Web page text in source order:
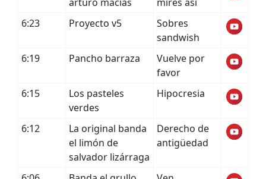
6:23
Proyecto v5
Sobres
sandwish
6:19
Pancho barraza
Vuelve por
favor
6:15
Los pasteles
verdes
Hipocresia
6:12
La original banda
el limón de
salvador lizárraga
Derecho de
antigüedad